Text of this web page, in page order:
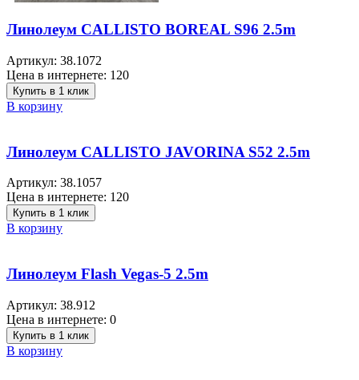
Линолеум CALLISTO BOREAL S96 2.5m
Артикул: 38.1072
Цена в интернете: 120
Купить в 1 клик
В корзину
Линолеум CALLISTO JAVORINA S52 2.5m
Артикул: 38.1057
Цена в интернете: 120
Купить в 1 клик
В корзину
Линолеум Flash Vegas-5 2.5m
Артикул: 38.912
Цена в интернете: 0
Купить в 1 клик
В корзину